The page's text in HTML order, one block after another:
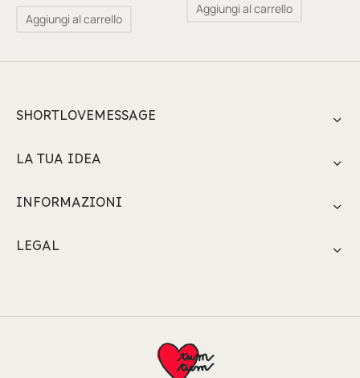
Aggiungi al carrello
Aggiungi al carrello
SHORTLOVEMESSAGE
LA TUA IDEA
INFORMAZIONI
LEGAL